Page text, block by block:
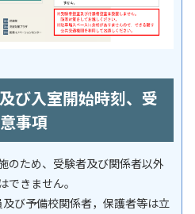
び入室開始時刻、受
事項
のため、受験者及び関係者以外
できません。
び予備校関係者，保護者等は立